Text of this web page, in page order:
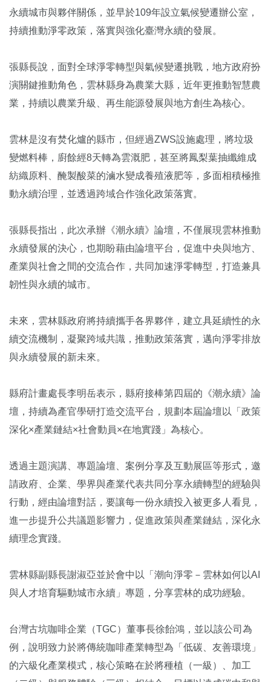
永續城市與夥伴關係，並早於109年設立氣候變遷辦公室，
持續推動淨零政策，落實與強化臺灣永續的發展。
張縣長說，面對全球淨零轉型與氣候變遷挑戰，地方政府扮
演關鍵推動角色，雲林縣身為農業大縣，近年更推動智慧農
業，持續以農業升級、再生能源發展與地方創生為核心。
雲林是沒有焚化爐的縣市，但經過ZWS設施處理，將垃圾
變燃料棒，廚餘經8天轉為雲溉肥，甚至將鳳梨葉抽纖維成
紡織原料、醃製酸菜的滷水變成養殖液肥等，多面相積極推
動永續治理，並透過跨域合作強化政策落實。
張縣長指出，此次承辦《潮永續》論壇，不僅展現雲林推動
永續發展的決心，也期盼藉由論壇平台，促進中央與地方、
產業與社會之間的交流合作，共同加速淨零轉型，打造兼具
韌性與永續的城市。
未來，雲林縣政府將持續攜手各界夥伴，建立具延續性的永
續交流機制，凝聚跨域共識，推動政策落實，邁向淨零排放
與永續發展的新未來。
縣府計畫處長李明岳表示，縣府接棒第四屆的《潮永續》論
壇，持續為產官學研打造交流平台，規劃本屆論壇以「政策
深化×產業鏈結×社會動員×在地實踐」為核心。
透過主題演講、專題論壇、案例分享及互動展區等形式，邀
請政府、企業、學界與產業代表共同分享永續轉型的經驗與
行動，經由論壇對話，要讓每一份永續投入被更多人看見，
進一步提升公共議題影響力，促進政策與產業鏈結，深化永
續理念實踐。
雲林縣副縣長謝淑亞並於會中以「潮向淨零－雲林如何以AI
與人才培育驅動城市永續」專題，分享雲林的成功經驗。
台灣古坑咖啡企業（TGC）董事長徐飴鴻，並以該公司為
例，說明致力於將傳統咖啡產業轉型為「低碳、友善環境」
的六級化產業模式，核心策略在於將種植（一級）、加工